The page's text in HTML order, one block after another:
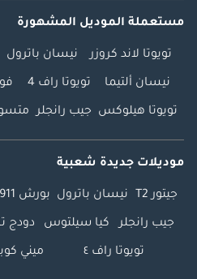
مقاعد، هيونداي
هيونداي ستاريا 11
مقعد مريح، هيونداي
عرض، ستاريا كارجو
المتحدة، ستاريا إصدار
ستاريا موديل دبي،
هيونداي ستاريا دول
الخليجي، أبعاد
مستعملة الموديل المشهورة
تويوتا لاند كروزر نيسان باترول
نيسان ألتيما تويوتا راف 4
تويوتا هيلوكس جيب رانجلر
موديلات جديدة شعبية
جيتور T2 نيسان باترول بورش 911
جيب رانجلر كيا سيلتوس دودج
تويوتا راف ٤ ميني